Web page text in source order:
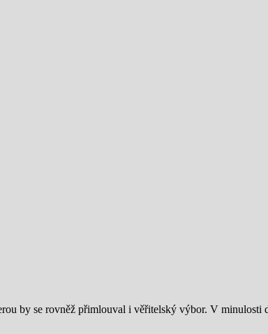
by se rovněž přimlouval i věřitelský výbor. V minulosti